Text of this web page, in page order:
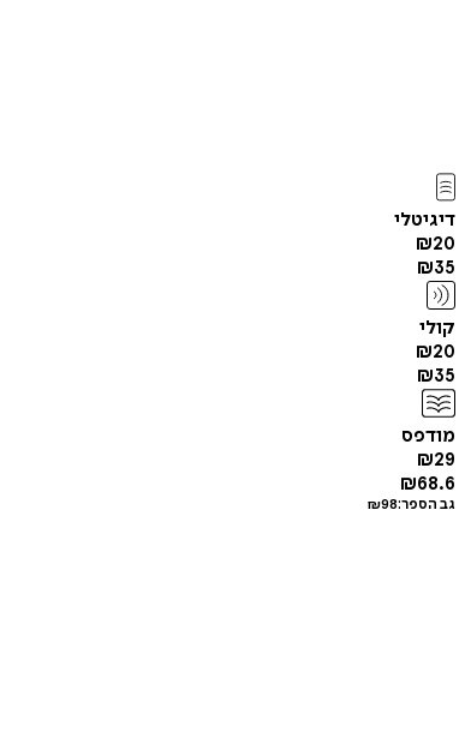
דיגיטלי
₪20
₪35
קולי
₪20
₪35
מודפס
₪29
₪68.6
גב הספר: ₪98